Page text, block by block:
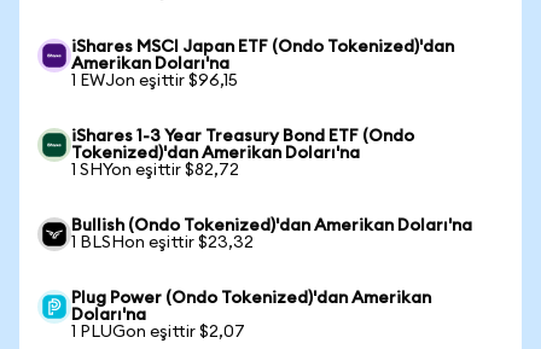
iShares MSCI Japan ETF (Ondo Tokenized)'dan
Amerikan Doları'na
1 EWJon eşittir $96,15
iShares 1-3 Year Treasury Bond ETF (Ondo
Tokenized)'dan Amerikan Doları'na
1 SHYon eşittir $82,72
Bullish (Ondo Tokenized)'dan Amerikan Doları'na
1 BLSHon eşittir $23,32
Plug Power (Ondo Tokenized)'dan Amerikan
Doları'na
1 PLUGon eşittir $2,07